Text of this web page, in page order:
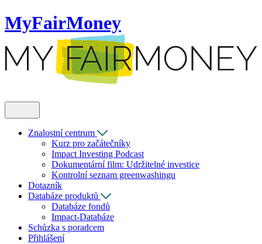
MyFairMoney
Znalostní centrum
Kurz pro začátečníky
Impact Investing Podcast
Dokumentární film: Udržitelné investice
Kontrolní seznam greenwashingu
Dotazník
Databáze produktů
Databáze fondů
Impact-Databáze
Schůzka s poradcem
Přihlášení